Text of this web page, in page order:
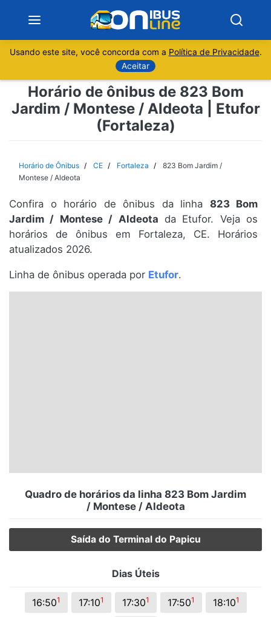
Sobre
Minas Gerais
Espírito Santo
Paraná
Santa Catarina
Usando este site, você concorda com a Política de Privacidade.
Aceitar
Horário de ônibus de 823 Bom
Jardim / Montese / Aldeota | Etufor
(Fortaleza)
Horário de Ônibus CE Fortaleza
823 Bom Jardim /
Montese / Aldeota
Confira o horário de ônibus da linha 823 Bom
Jardim / Montese / Aldeota da Etufor. Veja os
horários de ônibus em Fortaleza, CE. Horários
atualizados 2026.
Linha de ônibus operada por Etufor.
Quadro de horários da linha 823 Bom Jardim
/ Montese / Aldeota
Saída do Terminal do Papicu
Dias Úteis
16:501 17:101 17:301 17:501 18:101